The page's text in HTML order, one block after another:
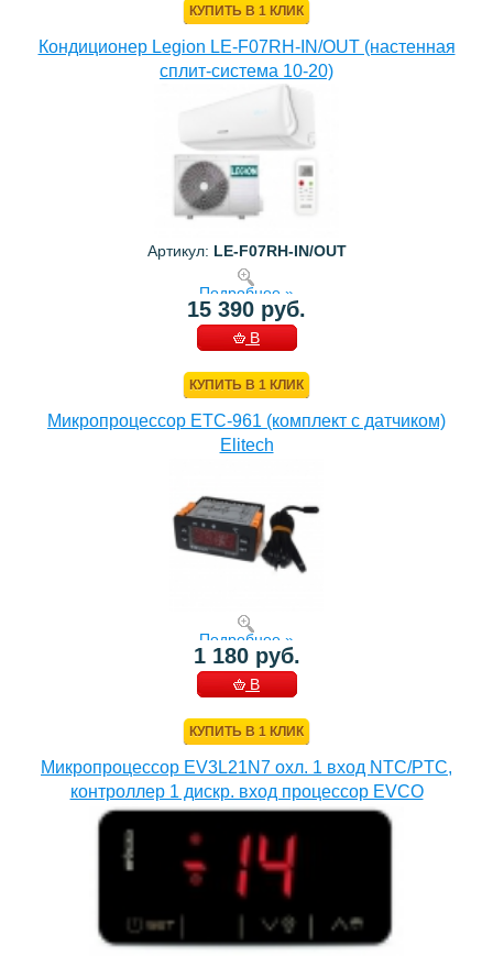
КУПИТЬ В 1 КЛИК
Кондиционер Legion LE-F07RH-IN/OUT (настенная
сплит-система 10-20)
Артикул: LE-F07RH-IN/OUT
Подробнее »
15 390 руб.
В
КУПИТЬ В 1 КЛИК
Микропроцессор ETC-961 (комплект c датчиком)
Elitech
Подробнее »
1 180 руб.
В
КУПИТЬ В 1 КЛИК
Микропроцессор EV3L21N7 охл. 1 вход NTC/PTC,
контроллер 1 дискр. вход процессор EVCO